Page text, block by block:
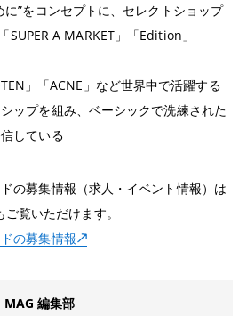
”をコンセプトに、セレクトショップ
SUPER A MARKET」「Edition」
」「ACNE」など世界中で活躍する
ップを組み、ベーシックで洗練された
している
の募集情報（求人・イベント情報）は
覧いただけます。
の募集情報
MAG 編集部